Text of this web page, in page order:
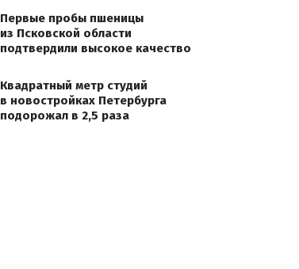
Первые пробы пшеницы
из Псковской области
подтвердили высокое качество
Квадратный метр студий
в новостройках Петербурга
подорожал в 2,5 раза